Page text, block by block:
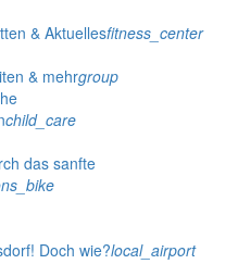
& Aktuellesfitness_center
& mehrgroup
child_care
das sanfte
Doch wie?local_airport